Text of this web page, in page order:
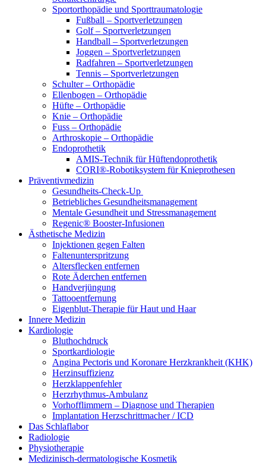
Sportorthopädie und Sporttraumatologie
Fußball – Sportverletzungen
Golf – Sportverletzungen
Handball – Sportverletzungen
Joggen – Sportverletzungen
Radfahren – Sportverletzungen
Tennis – Sportverletzungen
Schulter – Orthopädie
Ellenbogen – Orthopädie
Hüfte – Orthopädie
Knie – Orthopädie
Fuss – Orthopädie
Arthroskopie – Orthopädie
Endoprothetik
AMIS-Technik für Hüftendoprothetik
CORI®-Robotiksystem für Knieprothesen
Präventivmedizin
Gesundheits-Check-Up
Betriebliches Gesundheitsmanagement
Mentale Gesundheit und Stressmanagement
Regenic® Booster-Infusionen
Ästhetische Medizin
Injektionen gegen Falten
Faltenunterspritzung
Altersflecken entfernen
Rote Äderchen entfernen
Handverjüngung
Tattooentfernung
Eigenblut-Therapie für Haut und Haar
Innere Medizin
Kardiologie
Bluthochdruck
Sportkardiologie
Angina Pectoris und Koronare Herzkrankheit (KHK)
Herzinsuffizienz
Herzklappenfehler
Herzrhythmus-Ambulanz
Vorhofflimmern – Diagnose und Therapien
Implantation Herzschrittmacher / ICD
Das Schlaflabor
Radiologie
Physiotherapie
Medizinisch-dermatologische Kosmetik